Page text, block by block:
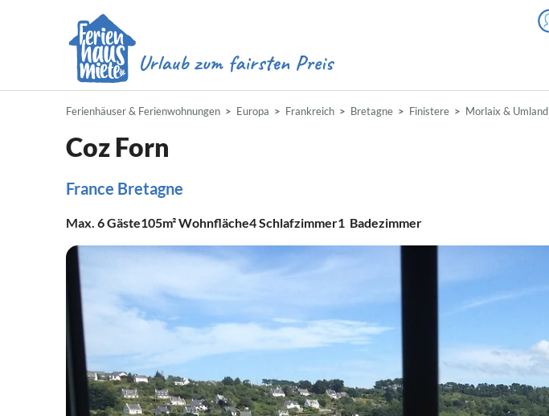
Ferienhäuser & Ferienwohnungen Europa Frankreich Bretagne Finistere Morlaix & Umland
Coz Forn
France Bretagne
Max. 6Gäste105m²Wohnfläche4Schlafzimmer1 Badezimmer